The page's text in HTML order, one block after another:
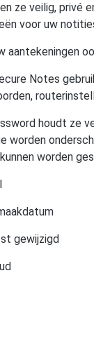
ze veilig, privé
voor uw
aantekeningen
Notes
houdt ze
worden
worden
gewijzigd